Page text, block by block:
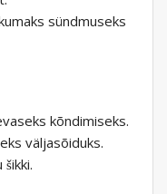
sündmuseks
kõndimiseks.
väljasõiduks.